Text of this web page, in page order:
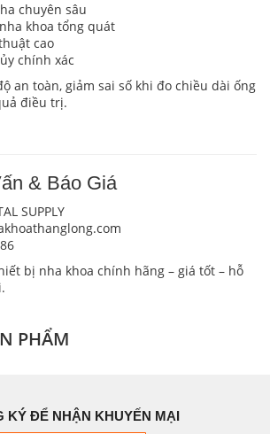
chuyên sâu
khoa tổng quát
cao
chính xác
an toàn, giảm sai số khi đo chiều dài ống
điều trị.
& Báo Giá
SUPPLY
bị nha khoa chính hãng – giá tốt – hỗ
PHẨM
KÝ ĐỂ NHẬN KHUYẾN MẠI